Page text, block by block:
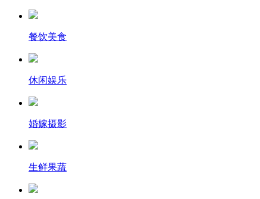
餐饮美食
休闲娱乐
婚嫁摄影
生鲜果蔬